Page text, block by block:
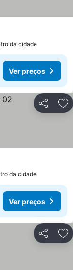
da cidade
Ver preços
Partilhar
da cidade
Ver preços
Partilhar